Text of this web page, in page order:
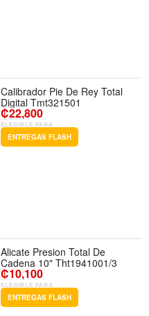
Calibrador Pie De Rey Total
Digital Tmt321501
₡22,800
ELEGIBLE PARA
ENTREGAS FLASH
Alicate Presion Total De
Cadena 10" Tht1941001/3
₡10,100
ELEGIBLE PARA
ENTREGAS FLASH